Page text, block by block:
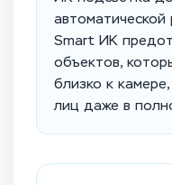
автоматической
Smart ИК
объектов,
близко к
лиц даже в